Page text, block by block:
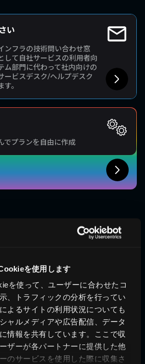
を使用します
を使って、ユーザーに合わせたコ
、トラフィックの分析を行ってい
よるサイトの利用状況についても
ャルメディアや広告配信、データ
情報を共有しています。ここで収
ザーが各パートナーに提供した他
のサービスを使用した際に収集さ
い
ンフラの技術問い合わせ窓
して自社サービスの利用者向
ム部門に代わって社内向けの
ービスデスク/ヘルプデスク
。
でプランを自由に作成
次世代プラットフォーム
puzzle-AI